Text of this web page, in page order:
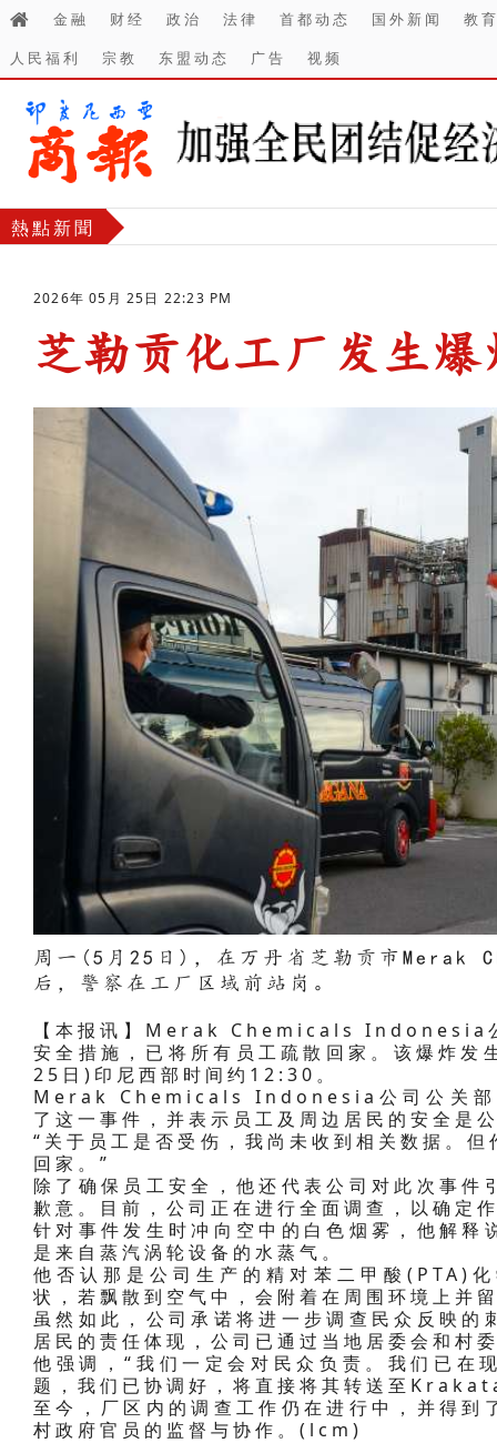
金融 财经 政治 法律 首都动态 国外新闻
教
人民福利
宗教 东盟动态 广告 视频
熱點新聞
2026年 05月 25日 22:23 PM
芝勒贡化工厂发生爆
周一(5月25日)，在万丹省芝勒贡市
后，警察在工厂区域前站岗。
【本报讯】Merak Chemicals Indonesia
安全措施，已将所有员工疏散回家。该爆炸
25日)印尼西部时间约12:30。
Merak Chemicals Indonesia公司公关
了这一事件，并表示员工及周边居民的安全是
“关于员工是否受伤，我尚未收到相关数据。
回家。”
除了确保员工安全，他还代表公司对此次事
歉意。目前，公司正在进行全面调查，以确定
针对事件发生时冲向空中的白色烟雾，他解
是来自蒸汽涡轮设备的水蒸气。
他否认那是公司生产的精对苯二甲酸(PTA)
状，若飘散到空气中，会附着在周围环境上并
虽然如此，公司承诺将进一步调查民众反映
居民的责任体现，公司已通过当地居委会和村
他强调，“我们一定会对民众负责。我们已在
题，我们已协调好，将直接将其转送至
至今，厂区内的调查工作仍在进行中，并得
村政府官员的监督与协作。(lcm)